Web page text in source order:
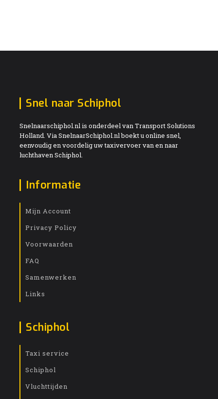
Snel naar Schiphol
Snelnaarschiphol.nl is onderdeel van Transport Solutions
Holland. Via SnelnaarSchiphol.nl boekt u online snel,
eenvoudig en voordelig uw taxivervoer van en naar
luchthaven Schiphol.
Informatie
Mijn Account
Privacy Policy
Voorwaarden
FAQ
Samenwerken
Links
Schiphol
Taxi service
Schiphol
Vluchttijden